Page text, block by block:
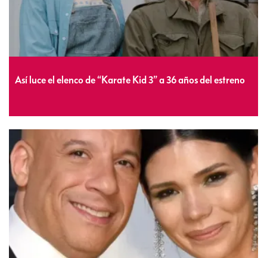
Así luce el elenco de “Karate Kid 3” a 36 años del estreno